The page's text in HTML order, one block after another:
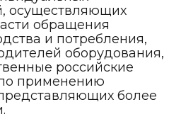
осуществляющих
обращения
и потребления,
оборудования,
российские
применению
более